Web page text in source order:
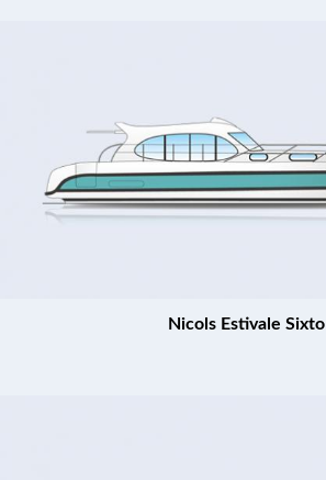
Nicols Estivale Sixto